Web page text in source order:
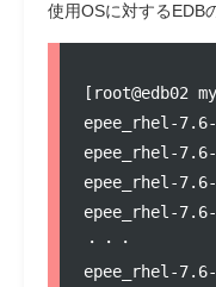
使用OSに対するEDB
[root@edb02
epee_rhel-7.6-
epee_rhel-7.6-
epee_rhel-
epee_rhel-
・・・
epee_rhel-7.6-